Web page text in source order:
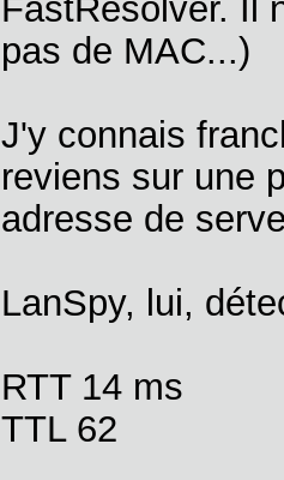
FastResolver. Il
pas de MAC...)
J'y connais
reviens sur une
adresse de
LanSpy, lui,
RTT 14 ms
TTL 62